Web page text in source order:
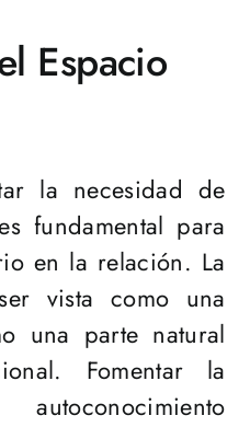
Espacio
la necesidad de
fundamental para
en la relación. La
vista como una
una parte natural
Fomentar la